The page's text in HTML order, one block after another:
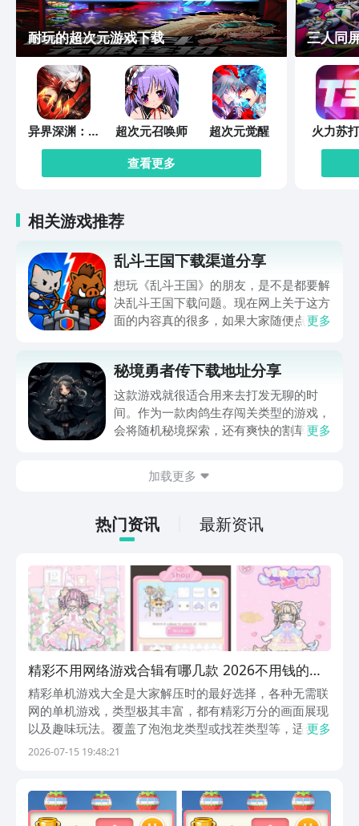
耐玩的超次元游戏下载
异界深渊：觉
醒
超次元召唤师
超次元觉醒
查看更多
三人同
火力苏
相关游戏推荐
乱斗王国下载渠道分享
想玩《乱斗王国》的朋友，是不是都要解
决乱斗王国下载问题。现在网上关于这方
面的内容真的很多，如果大家随便点击陌
app进行下载会更加方便，九游是手游福
利最多的游戏平台，在这里不仅能够看到
游戏资源，还能及时查看后续的消息、活
动内容等相关信息。
更多
秘境勇者传下载地址分享
这款游戏就很适合用来去打发无聊的时
间。作为一款肉鸽生存闯关类型的游戏，
会将随机秘境探索，还有爽快的割草闯关
接就可以下载。游戏的上手门槛还是比较
打发无聊的时间，可玩性真的比较高。
更多
加载更多
热门资讯 最新资讯
精彩不用网络游戏合辑有哪几款 2026不用钱的单
机榜单6before_1
精彩单机游戏大全是大家解压时的最好选择，各种无需联
网的单机游戏，类型极其丰富，都有精彩万分的画面展现
以及趣味玩法。覆盖了泡泡龙类型或找茬类型等，适合于
所有年龄段的人群可轻松选择，这些都可率先在阿里巴巴
更多
2026-07-15 19:48:21